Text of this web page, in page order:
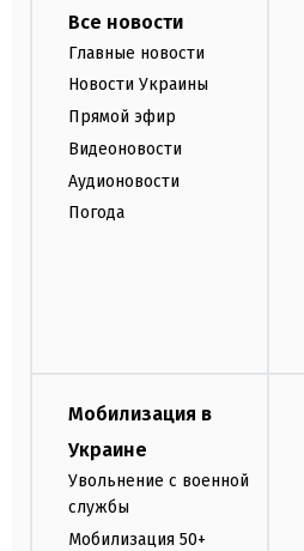
Все новости
Главные новости
Новости Украины
Прямой эфир
Видеоновости
Аудионовости
Погода
Мобилизация в
Украине
Увольнение с военной
службы
Мобилизация 50+